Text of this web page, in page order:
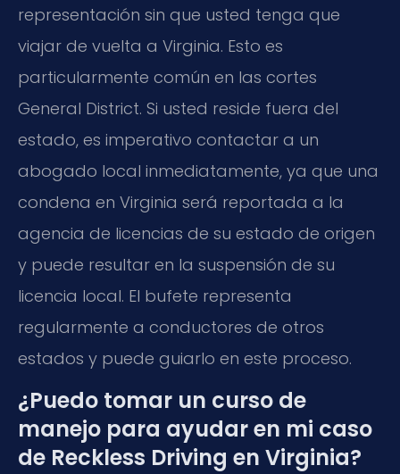
representación sin que usted tenga que
viajar de vuelta a Virginia. Esto es
particularmente común en las cortes
General District. Si usted reside fuera del
estado, es imperativo contactar a un
abogado local inmediatamente, ya que una
condena en Virginia será reportada a la
agencia de licencias de su estado de origen
y puede resultar en la suspensión de su
licencia local. El bufete representa
regularmente a conductores de otros
estados y puede guiarlo en este proceso.
¿Puedo tomar un curso de
manejo para ayudar en mi caso
de Reckless Driving en Virginia?